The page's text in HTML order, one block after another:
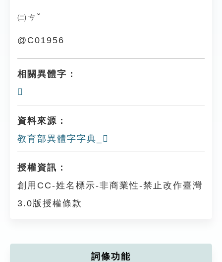
㈡ㄘˇ
@C01956
相關異體字：
𡘌
資料來源：
教育部異體字字典_𡗼
授權資訊：
創用CC-姓名標示-非商業性-禁止改作臺灣
3.0版授權條款
詞條功能